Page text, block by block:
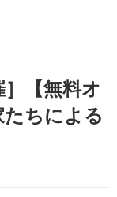
］【無料オ
ちによる